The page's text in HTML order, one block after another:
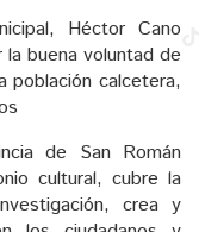
Héctor Cano
buena voluntad de
población calcetera,
de San Román
cultural, cubre la
crea y